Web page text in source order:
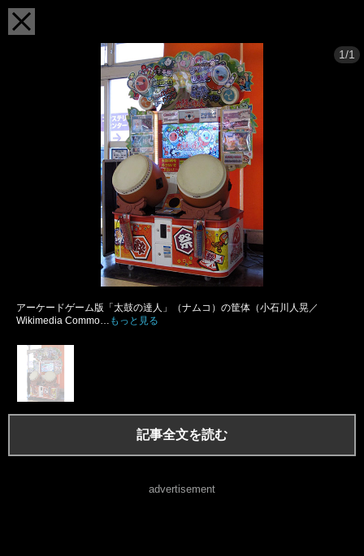
1/1
アーケードゲーム版「太鼓の達人」（ナムコ）の筐体（小石川人晃／
Wikimedia Commo…
もっと見る
記事全文を読む
advertisement